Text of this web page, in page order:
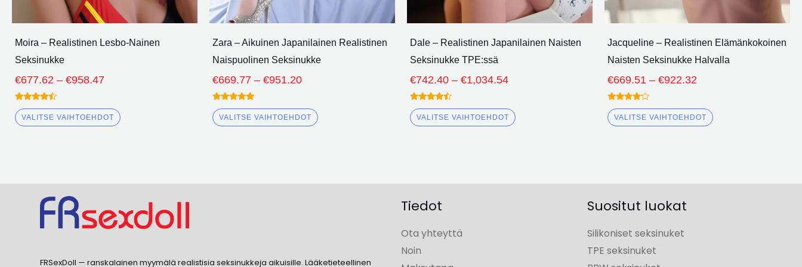
Moira – Realistinen Lesbo-Nainen
Seksinukke
€677.62 – €958.47
Arvioitu
4.25
ulos 5
VALITSE VAIHTOEHDOT
Zara – Aikuinen Japanilainen Realistinen
Naispuolinen Seksinukke
€669.77 – €951.20
Arvioitu
4.75
ulos 5
VALITSE VAIHTOEHDOT
Dale – Realistinen Japanilainen Naisten
Seksinukke TPE:ssä
€742.40 – €1,034.54
Arvioitu
4.25
ulos 5
VALITSE VAIHTOEHDOT
Jacqueline – Realistinen Elämänkokoinen
Naisten Seksinukke Halvalla
€669.51 – €922.32
Arvioitu
4.00
ulos 5
VALITSE VAIHTOEHDOT
FRSexDoll — ranskalainen myymälä realistisia seksinukkeja aikuisille. Lääketieteellinen
Tiedot
Ota yhteyttä
Noin
Suositut luokat
Silikoniset seksinuket
TPE seksinuket